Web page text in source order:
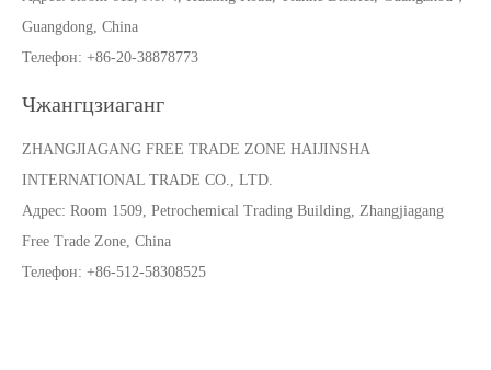
Guangdong, China
Телефон: +86-20-38878773
Чжангцзиаганг
ZHANGJIAGANG FREE TRADE ZONE HAIJINSHA
INTERNATIONAL TRADE CO., LTD.
Адрес: Room 1509, Petrochemical Trading Building, Zhangjiagang
Free Trade Zone, China
Телефон: +86-512-58308525